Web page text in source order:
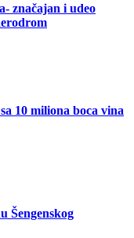
značajan i udeo
10 miliona boca vina
Šengenskog